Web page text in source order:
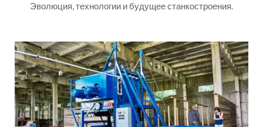
Эволюция, технологии и будущее станкостроения.